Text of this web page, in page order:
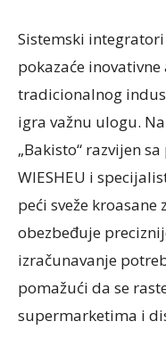
Sistemski
pokazaće
tradicionalnog
igra važnu ulogu.
„Bakisto“ razvijen
WIESHEU i
peći sveže kroasane
obezbeđuje
izračunavanje
pomažući da se
supermarketima i